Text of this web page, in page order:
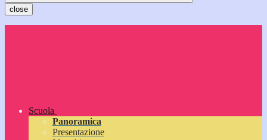
close
Scuola
Panoramica
Presentazione